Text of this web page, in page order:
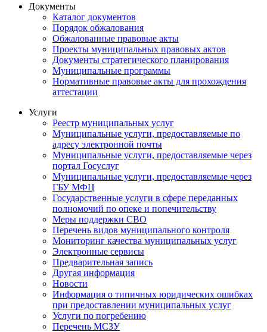
Документы
Каталог документов
Порядок обжалования
Обжалованные правовые акты
Проекты муниципальных правовых актов
Документы стратегического планирования
Муниципальные программы
Нормативные правовые акты для прохождения
аттестации
Услуги
Реестр муниципальных услуг
Муниципальные услуги, предоставляемые по
адресу электронной почты
Муниципальные услуги, предоставляемые через
портал Госуслуг
Муниципальные услуги, предоставляемые через
ГБУ МФЦ
Государственные услуги в сфере переданных
полномочий по опеке и попечительству
Меры поддержки СВО
Перечень видов муниципального контроля
Мониторинг качества муниципальных услуг
Электронные сервисы
Предварительная запись
Другая информация
Новости
Информация о типичных юридических ошибках
при предоставлении муниципальных услуг
Услуги по погребению
Перечень МСЗУ